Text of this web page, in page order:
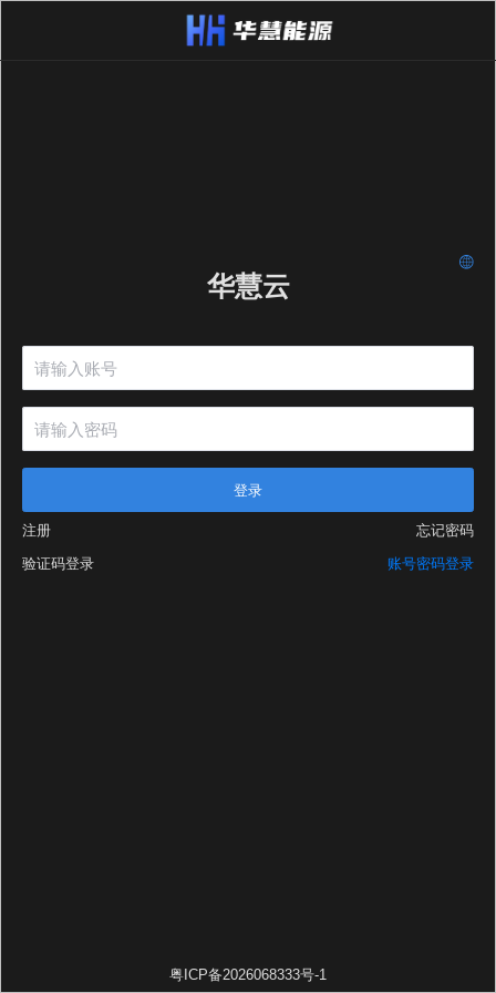
华慧云
登录
注册
忘记密码
验证码登录
账号密码登录
粤ICP备2026068333号-1